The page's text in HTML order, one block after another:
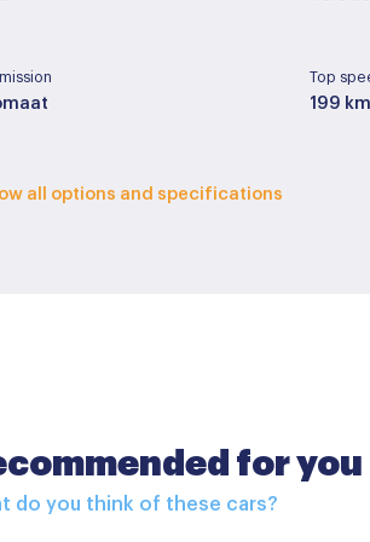
Top
199
color
Buitenspiegels elektrisch inklapbaar
all options and specifications
for you
do you think of these cars?